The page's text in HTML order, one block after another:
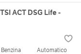
ACT DSG Life -
Automatico